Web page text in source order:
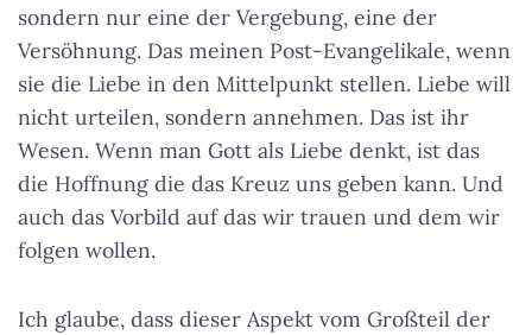
sondern nur eine der Vergebung, eine der
Versöhnung. Das meinen Post-Evangelikale, wenn
sie die Liebe in den Mittelpunkt stellen. Liebe will
nicht urteilen, sondern annehmen. Das ist ihr
Wesen. Wenn man Gott als Liebe denkt, ist das
die Hoffnung die das Kreuz uns geben kann. Und
auch das Vorbild auf das wir trauen und dem wir
folgen wollen.
Ich glaube, dass dieser Aspekt vom Großteil der